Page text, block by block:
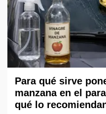
Para qué sirve
manzana en el
qué lo